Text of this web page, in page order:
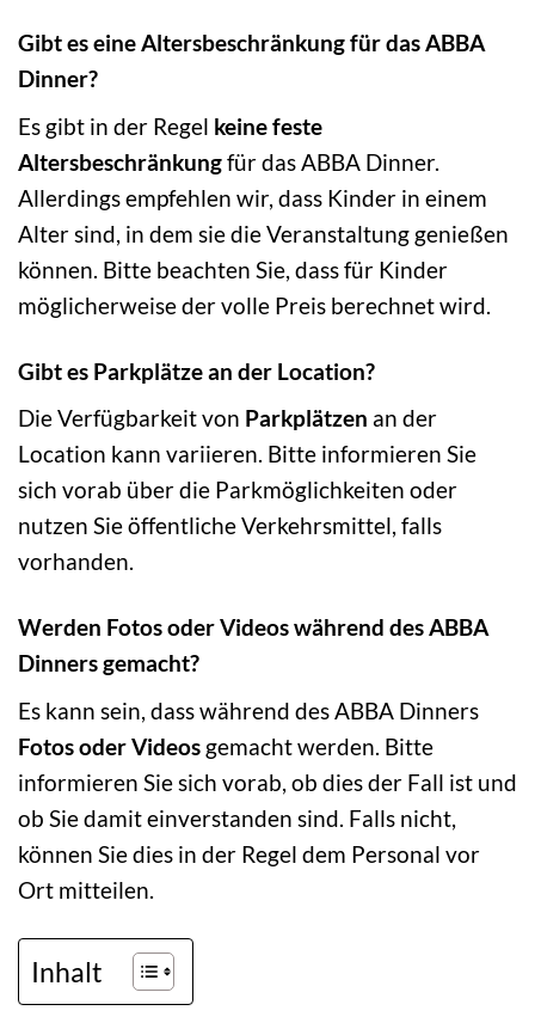
Gibt es eine Altersbeschränkung für das ABBA
Dinner?
Es gibt in der Regel keine feste
Altersbeschränkungfür das ABBA Dinner.
Allerdings empfehlen wir, dass Kinder in einem
Alter sind, in dem sie die Veranstaltung genießen
können. Bitte beachten Sie, dass für Kinder
möglicherweise der volle Preis berechnet wird.
Gibt es Parkplätze an der Location?
Die Verfügbarkeit von Parkplätzen an der
Location kann variieren. Bitte informieren Sie
sich vorab über die Parkmöglichkeiten oder
nutzen Sie öffentliche Verkehrsmittel, falls
vorhanden.
Werden Fotos oder Videos während des ABBA
Dinners gemacht?
Es kann sein, dass während des ABBA Dinners
Fotos oder Videos gemacht werden. Bitte
informieren Sie sich vorab, ob dies der Fall ist und
ob Sie damit einverstanden sind. Falls nicht,
können Sie dies in der Regel dem Personal vor
Ort mitteilen.
Inhalt